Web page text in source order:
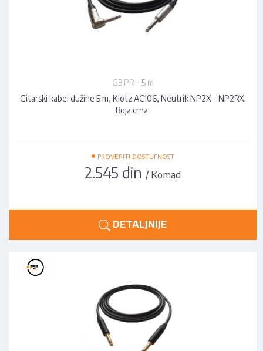
G3 PR - 5 m
Gitarski kabel dužine 5 m, Klotz AC106, Neutrik NP2X - NP2RX.
Boja crna.
• PROVERITI DOSTUPNOST
2.545 din / Komad
DETALJNIJE